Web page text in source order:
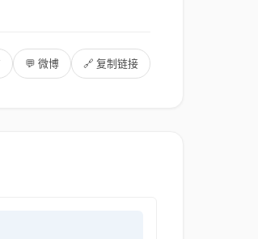
💬 微博 🔗 复制链接